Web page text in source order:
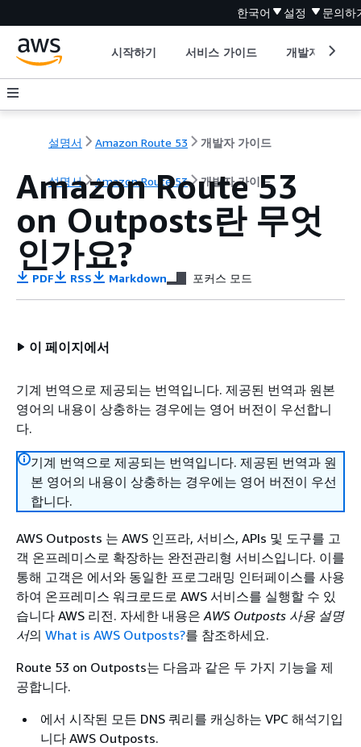
한국어 설정 문의하
시작하기 서비스 가이드 개발자 도구
설명서 Amazon Route 53 개발자 가이드
설명서 Amazon Route 53 개발자 가이드
Amazon Route 53
on Outposts란 무엇
인가요?
PDF RSS Markdown 포커스 모드
이 페이지에서
기계 번역으로 제공되는 번역입니다. 제공된 번역과 원본
영어의 내용이 상충하는 경우에는 영어 버전이 우선합니
다.
기계 번역으로 제공되는 번역입니다. 제공된 번역과 원
본 영어의 내용이 상충하는 경우에는 영어 버전이 우선
합니다.
AWS Outposts 는 AWS 인프라, 서비스, APIs 및 도구를 고
객 온프레미스로 확장하는 완전관리형 서비스입니다. 이를
통해 고객은 에서와 동일한 프로그래밍 인터페이스를 사용
하여 온프레미스 워크로드로 AWS 서비스를 실행할 수 있
습니다 AWS 리전. 자세한 내용은AWS Outposts 사용 설명
서의 What is AWS Outposts?를 참조하세요.
Route 53 on Outposts는 다음과 같은 두 가지 기능을 제
공합니다.
에서 시작된 모든 DNS 쿼리를 캐싱하는 VPC 해석기입
니다 AWS Outposts.